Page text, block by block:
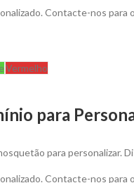
Contacte-nos
Vermelho
para
para personalizar.
Contacte-nos